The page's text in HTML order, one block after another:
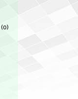
(0)